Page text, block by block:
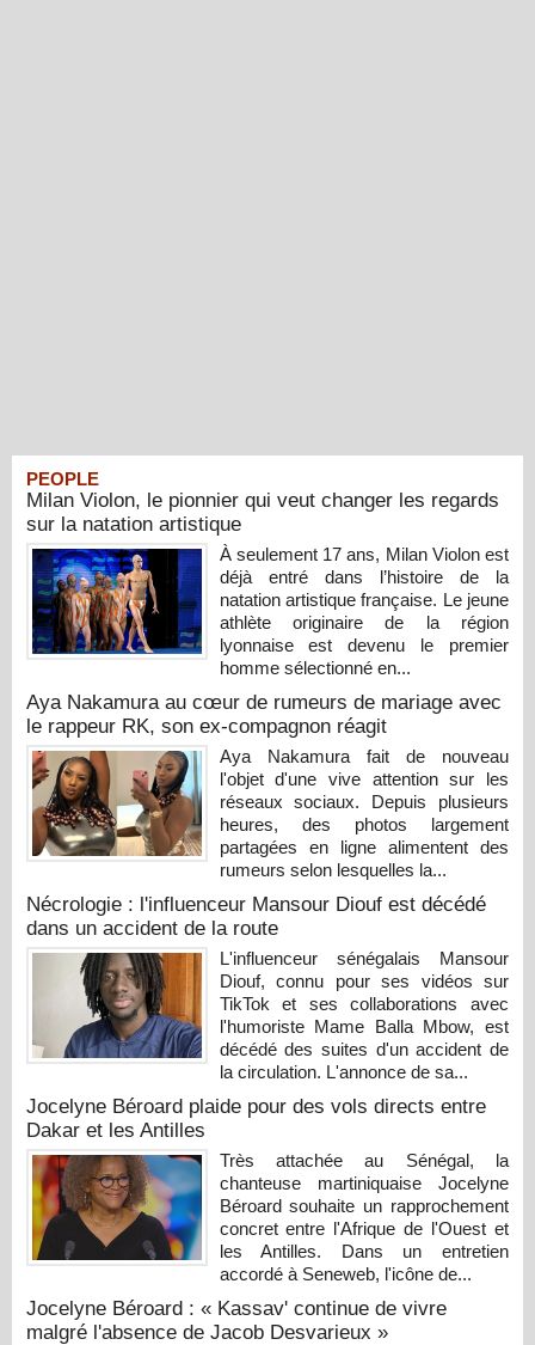
PEOPLE
Milan Violon, le pionnier qui veut changer les regards
sur la natation artistique
À seulement 17 ans, Milan Violon est
déjà entré dans l’histoire de la
natation artistique française. Le jeune
athlète originaire de la région
lyonnaise est devenu le premier
homme sélectionné en...
Aya Nakamura au cœur de rumeurs de mariage avec
le rappeur RK, son ex-compagnon réagit
Aya Nakamura fait de nouveau
l'objet d'une vive attention sur les
réseaux sociaux. Depuis plusieurs
heures, des photos largement
partagées en ligne alimentent des
rumeurs selon lesquelles la...
Nécrologie : l'influenceur Mansour Diouf est décédé
dans un accident de la route
L'influenceur sénégalais Mansour
Diouf, connu pour ses vidéos sur
TikTok et ses collaborations avec
l'humoriste Mame Balla Mbow, est
décédé des suites d'un accident de
la circulation. L'annonce de sa...
Jocelyne Béroard plaide pour des vols directs entre
Dakar et les Antilles
Très attachée au Sénégal, la
chanteuse martiniquaise Jocelyne
Béroard souhaite un rapprochement
concret entre l'Afrique de l'Ouest et
les Antilles. Dans un entretien
accordé à Seneweb, l'icône de...
Jocelyne Béroard : « Kassav' continue de vivre
malgré l'absence de Jacob Desvarieux »